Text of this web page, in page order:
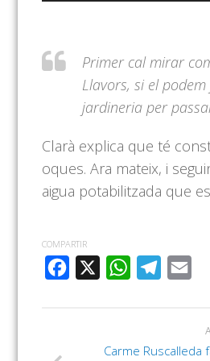
Primer cal mirar
Llavors, si el
jardineria per
Clarà explica que té
oques. Ara mateix, i
aigua potabilitzada que
COMPARTIR
FACEBOOK
WHATSAPPTELEGRAM
Carme